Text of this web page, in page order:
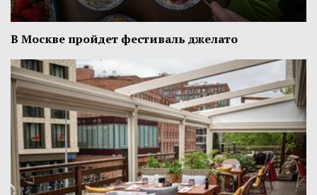
В Москве пройдет фестиваль джелато